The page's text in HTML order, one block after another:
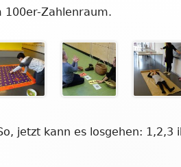
100er-Zahlenraum.
jetzt kann es losgehen: 1,2,3